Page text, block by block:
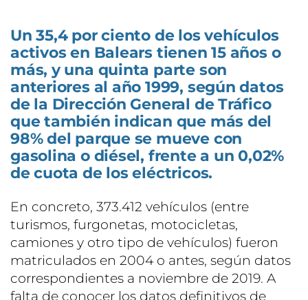
Un 35,4 por ciento de los vehículos
activos en Balears tienen 15 años o
más, y una quinta parte son
anteriores al año 1999, según datos
de la Dirección General de Tráfico
que también indican que más del
98% del parque se mueve con
gasolina o diésel, frente a un 0,02%
de cuota de los eléctricos.
En concreto, 373.412 vehículos (entre
turismos, furgonetas, motocicletas,
camiones y otro tipo de vehículos) fueron
matriculados en 2004 o antes, según datos
correspondientes a noviembre de 2019. A
falta de conocer los datos definitivos de